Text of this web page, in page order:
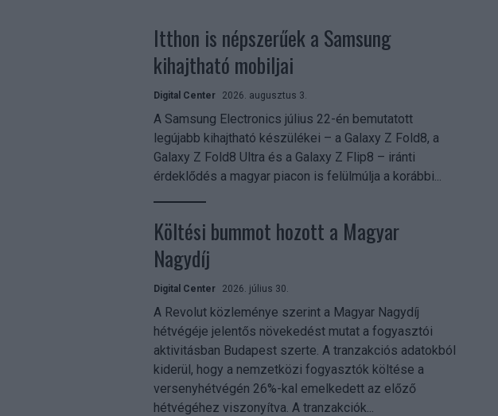
Itthon is népszerűek a Samsung
kihajtható mobiljai
Digital Center 2026. augusztus 3.
A Samsung Electronics július 22-én bemutatott
legújabb kihajtható készülékei – a Galaxy Z Fold8, a
Galaxy Z Fold8 Ultra és a Galaxy Z Flip8 – iránti
érdeklődés a magyar piacon is felülmúlja a korábbi...
Költési bummot hozott a Magyar
Nagydíj
Digital Center 2026. július 30.
A Revolut közleménye szerint a Magyar Nagydíj
hétvégéje jelentős növekedést mutat a fogyasztói
aktivitásban Budapest szerte. A tranzakciós adatokból
kiderül, hogy a nemzetközi fogyasztók költése a
versenyhétvégén 26%-kal emelkedett az előző
hétvégéhez viszonyítva. A tranzakciók...